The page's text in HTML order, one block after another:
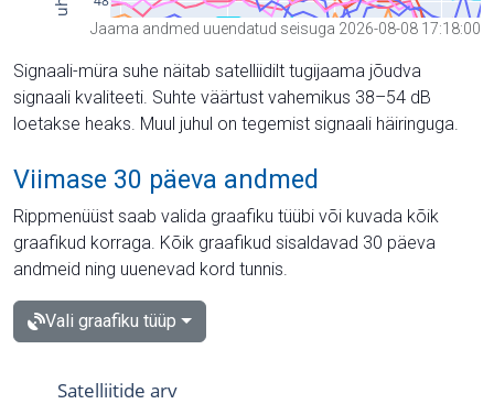
Jaama andmed uuendatud seisuga 2026-08-08 17:18:00
Signaali-müra suhe näitab satelliidilt tugijaama jõudva
signaali kvaliteeti. Suhte väärtust vahemikus 38–54 dB
loetakse heaks. Muul juhul on tegemist signaali häiringuga.
Viimase 30 päeva andmed
Rippmenüüst saab valida graafiku tüübi või kuvada kõik
graafikud korraga. Kõik graafikud sisaldavad 30 päeva
andmeid ning uuenevad kord tunnis.
Vali graafiku tüüp
Satelliitide arv